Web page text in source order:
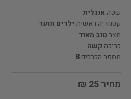
שפהאנגלית
קטגוריה ראשיתילדים ונוער
מצבטוב מאוד
כריכה קשה
מספר הכרכים8
מחיר 25 ₪